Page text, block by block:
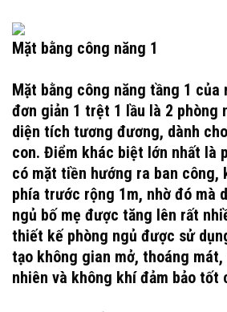
Mặt bằng công năng 1
Mặt bằng công năng tầng 1 của
đơn giản 1 trệt 1 lầu là 2 phòng
diện tích tương đương, dành
con. Điểm khác biệt lớn nhất là
có mặt tiền hướng ra ban công,
phía trước rộng 1m, nhờ đó mà
ngủ bố mẹ được tăng lên rất
thiết kế phòng ngủ được sử
tạo không gian mở, thoáng
nhiên và không khí đảm bảo tốt